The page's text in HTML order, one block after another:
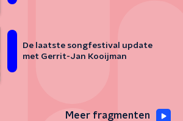
De laatste songfestival update
met Gerrit-Jan Kooijman
Meer fragmenten